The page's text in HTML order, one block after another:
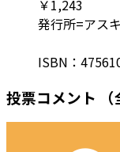
￥1,243
発行所=アス
ISBN：
投票コメント